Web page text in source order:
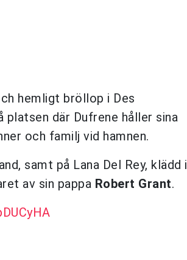
hemligt bröllop i Des
platsen där Dufrene håller sina
och familj vid hamnen.
samt på Lana Del Rey, klädd i
av sin pappa Robert Grant.